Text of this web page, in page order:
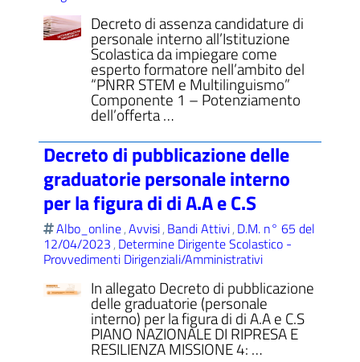
Decreto di assenza candidature di
personale interno all’Istituzione
Scolastica da impiegare come
esperto formatore nell’ambito del
“PNRR STEM e Multilinguismo”
Componente 1 – Potenziamento
dell’offerta …
Decreto di pubblicazione delle
graduatorie personale interno
per la figura di di A.A e C.S
Albo_online,Avvisi, Bandi Attivi, D.M. n° 65 del
12/04/2023, Determine Dirigente Scolastico -
Provvedimenti Dirigenziali/Amministrativi
In allegato Decreto di pubblicazione
delle graduatorie (personale
interno) per la figura di di A.A e C.S
PIANO NAZIONALE DI RIPRESA E
RESILIENZA MISSIONE 4: …